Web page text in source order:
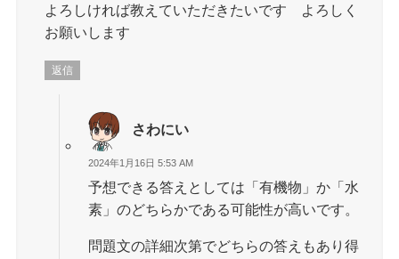
よろしければ教えていただきたいです よろしく
お願いします
返信
さわにい
2024年1月16日 5:53 AM
予想できる答えとしては「有機物」か「水
素」のどちらかである可能性が高いです。
問題文の詳細次第でどちらの答えもあり得